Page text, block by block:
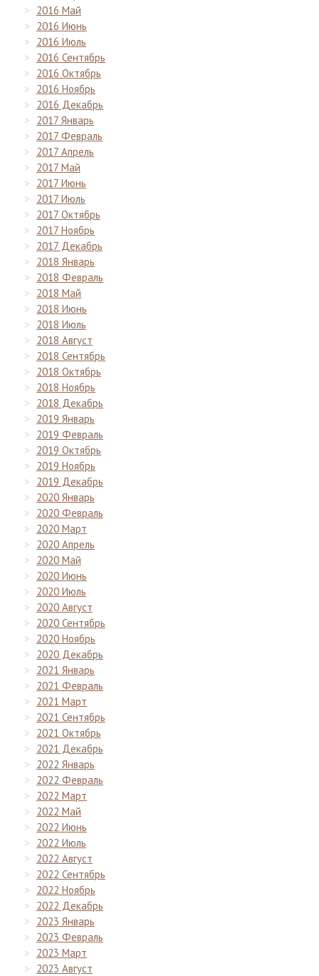
2016 Май
2016 Июнь
2016 Июль
2016 Сентябрь
2016 Октябрь
2016 Ноябрь
2016 Декабрь
2017 Январь
2017 Февраль
2017 Апрель
2017 Май
2017 Июнь
2017 Июль
2017 Октябрь
2017 Ноябрь
2017 Декабрь
2018 Январь
2018 Февраль
2018 Май
2018 Июнь
2018 Июль
2018 Август
2018 Сентябрь
2018 Октябрь
2018 Ноябрь
2018 Декабрь
2019 Январь
2019 Февраль
2019 Октябрь
2019 Ноябрь
2019 Декабрь
2020 Январь
2020 Февраль
2020 Март
2020 Апрель
2020 Май
2020 Июнь
2020 Июль
2020 Август
2020 Сентябрь
2020 Ноябрь
2020 Декабрь
2021 Январь
2021 Февраль
2021 Март
2021 Сентябрь
2021 Октябрь
2021 Декабрь
2022 Январь
2022 Февраль
2022 Март
2022 Май
2022 Июнь
2022 Июль
2022 Август
2022 Сентябрь
2022 Ноябрь
2022 Декабрь
2023 Январь
2023 Февраль
2023 Март
2023 Август